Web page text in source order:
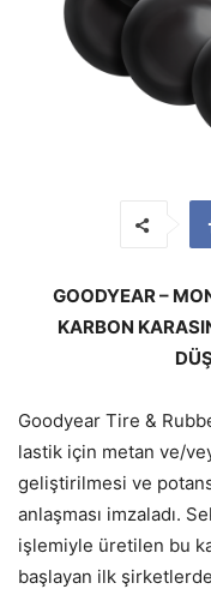
GOODYEAR –
KARBON
Goodyear Tire &
lastik için metan ve/
geliştirilmesi ve
anlaşması imzaladı.
işlemiyle üretilen bu
başlayan ilk